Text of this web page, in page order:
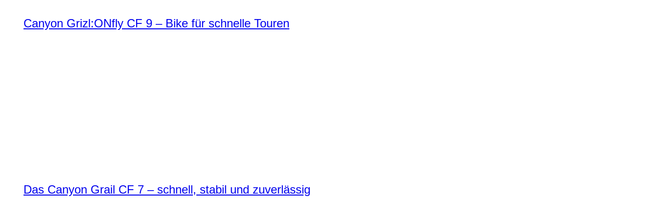
Canyon Grizl:ONfly CF 9 – Bike für schnelle Touren
Das Canyon Grail CF 7 – schnell, stabil und zuverlässig